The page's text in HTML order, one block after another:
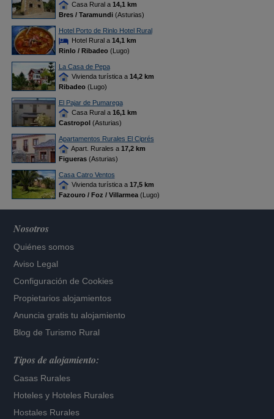
Casa Rural a 14,1 km
Bres / Taramundi(Asturias)
Hotel Porto de Rinlo Hotel Rural
Hotel Rural a 14,1 km
Rinlo / Ribadeo(Lugo)
La Casa de Pepa
Vivienda turística a 14,2 km
Ribadeo(Lugo)
El Pajar de Pumarega
Casa Rural a 16,1 km
Castropol(Asturias)
Apartamentos Rurales El Ciprés
Apart. Rurales a 17,2 km
Figueras(Asturias)
Casa Catro Ventos
Vivienda turística a 17,5 km
Fazouro / Foz / Villarmea(Lugo)
Nosotros
Quiénes somos
Aviso Legal
Configuración de Cookies
Propietarios alojamientos
Anuncia gratis tu alojamiento
Blog de Turismo Rural
Tipos de alojamiento:
Casas Rurales
Hoteles y Hoteles Rurales
Hostales Rurales